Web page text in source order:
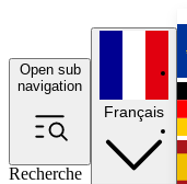
Open sub
navigation
Recherche
Français